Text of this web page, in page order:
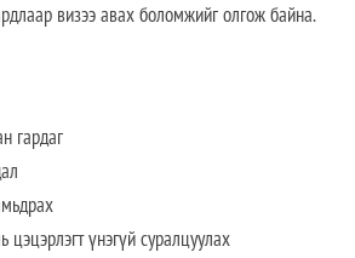
визээ авах боломжийг олгож байна.
гардаг
цэцэрлэгт үнэгүй суралцуулах